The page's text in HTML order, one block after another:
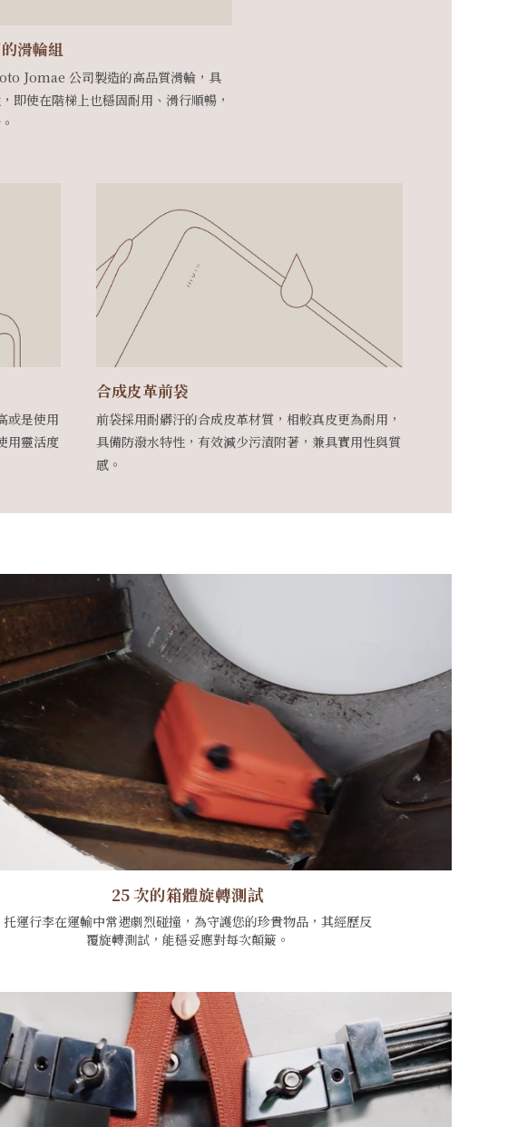
滑輪組
Jomae 公司製造的高品質滑輪，具
即使在階梯上也穩固耐用、滑行順暢，
或是使用
用靈活度
合成皮革前袋
前袋採用耐髒汙的合成皮革材質，相較真皮更為耐用，
具備防潑水特性，有效減少污漬附著，兼具實用性與質
感。
25 次的箱體旋轉測試
托運行李在運輸中常遇劇烈碰撞，為守護您的珍貴物品，其經歷反
覆旋轉測試，能穩妥應對每次顛簸。